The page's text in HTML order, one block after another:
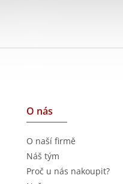
O nás
O naší firmě
Náš tým
Proč u nás nakoupit?